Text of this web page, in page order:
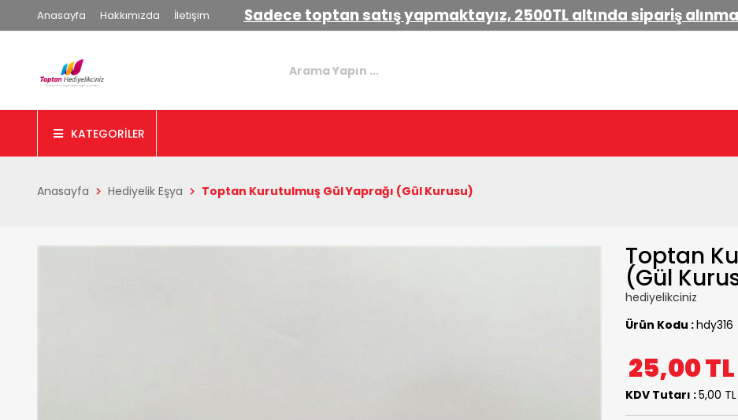
Anasayfa Hakkımızda İletişim Sadece toptan satış yapmaktayız, 2500TL altında sipariş
KATEGORİLER
Anasayfa Hediyelik Eşya Toptan Kurutulmuş Gül Yaprağı (Gül Kurusu)
Toptan
(Gül
hediyelikciniz
Ürün Kodu :hdy316
25,00TL
KDV Tutarı :5,00 TL